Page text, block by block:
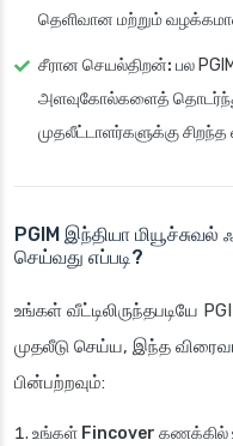
தெளிவான மற்றும்
சீரான செயல்திறன்: பல
அளவுகோல்களைத் தொடர்ந்து
முதலீட்டாளர்களுக்கு
PGIM இந்தியா
செய்வது எப்படி?
உங்கள் வீட்டிலிருந்தபடியே
முதலீடு செய்ய, இந்த
பின்பற்றவும்:
உங்கள் Fincover கணக்கில்